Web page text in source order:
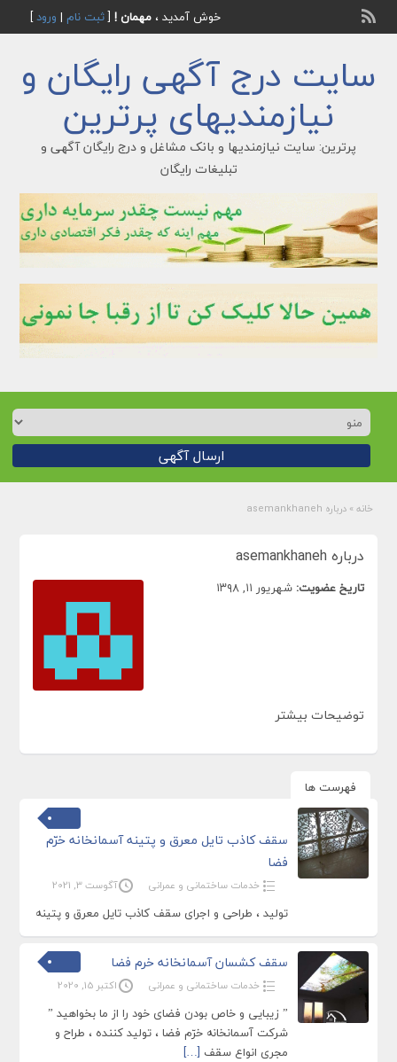
خوش آمدید ، مهمان ![ثبت نام | ورود]
سایت درج آگهی رایگان و
نیازمندیهای پرترین
پرترین: سایت نیازمندیها و بانک مشاغل و درج رایگان آگهی و
تبلیغات رایگان
ارسال آگهی
خانه » درباره asemankhaneh
درباره asemankhaneh
تاریخ عضویت: شهریور ۱۱, ۱۳۹۸
توضیحات بیشتر
فهرست ها
سقف کاذب تایل معرق و پتینه آسمانخانه خرّم
فضا
خدمات ساختمانی و عمرانی آگوست 3, 2021
تولید ، طراحی و اجرای سقف کاذب تایل معرق و پتینه
سقف کشسان آسمانخانه خرم فضا
خدمات ساختمانی و عمرانی اکتبر 15, 2020
” زیبایی و خاص بودن فضای خود را از ما بخواهید ”
شرکت آسمانخانه خرّم فضا ، تولید کننده ، طراح و
مجری انواع سقف […]